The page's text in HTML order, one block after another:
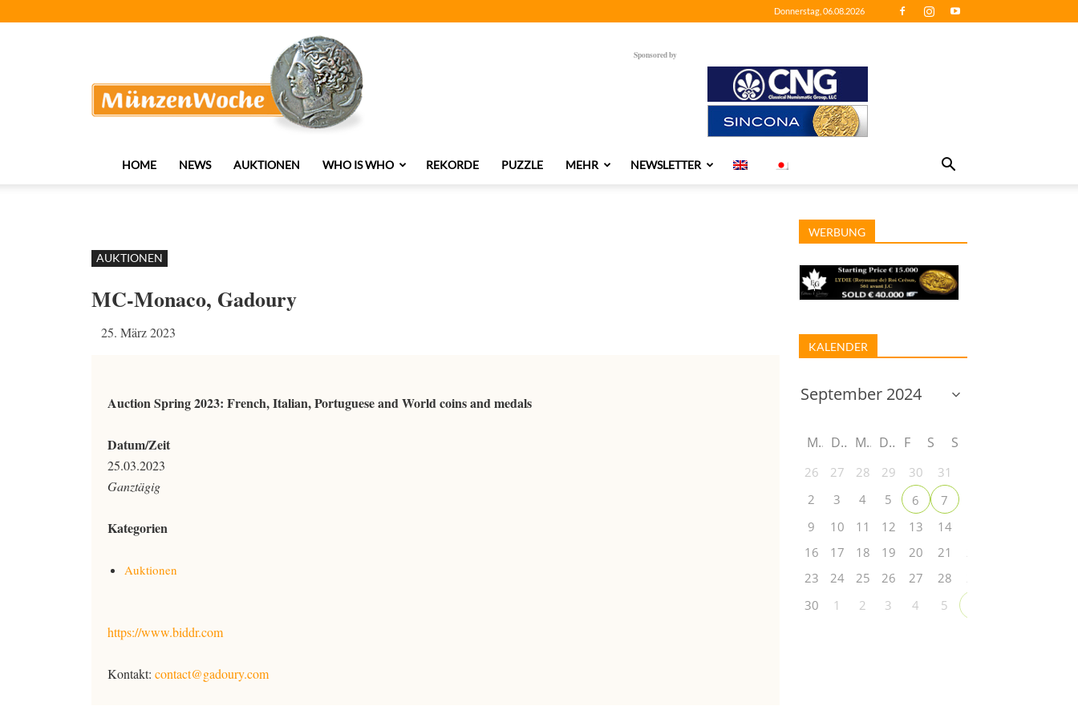
Donnerstag, 06.08.2026
Sponsored by
HOME NEWS AUKTIONEN WHO IS WHO REKORDE PUZZLE MEHR NEWSLETTER
AUKTIONEN
MC-Monaco, Gadoury
25. März 2023
Auction Spring 2023: French, Italian, Portuguese and World coins and medals
Datum/Zeit
25.03.2023
Ganztägig
Kategorien
Auktionen
https://www.biddr.com
Kontakt: contact@gadoury.com
WERBUNG
KALENDER
M D M D F S S
26 27 28 29 30 31
2
3 4 5 6 7
9
10 11 12 13 14
16
17 18 19 20 21
22
23
24 25 26 27 28
29
30
1 2 3 4 5